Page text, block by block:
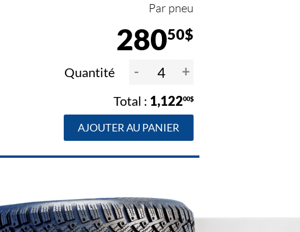
Par pneu
28050$
Quantité - +
1,12200$
AJOUTER AU PANIER